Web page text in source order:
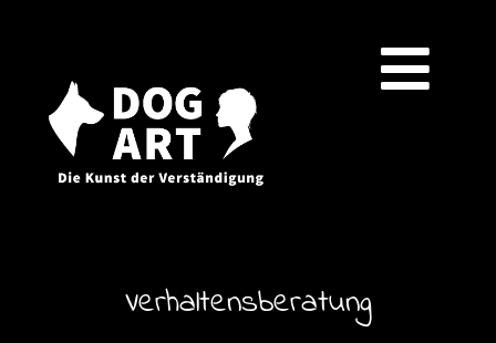
Verhaltensberatung